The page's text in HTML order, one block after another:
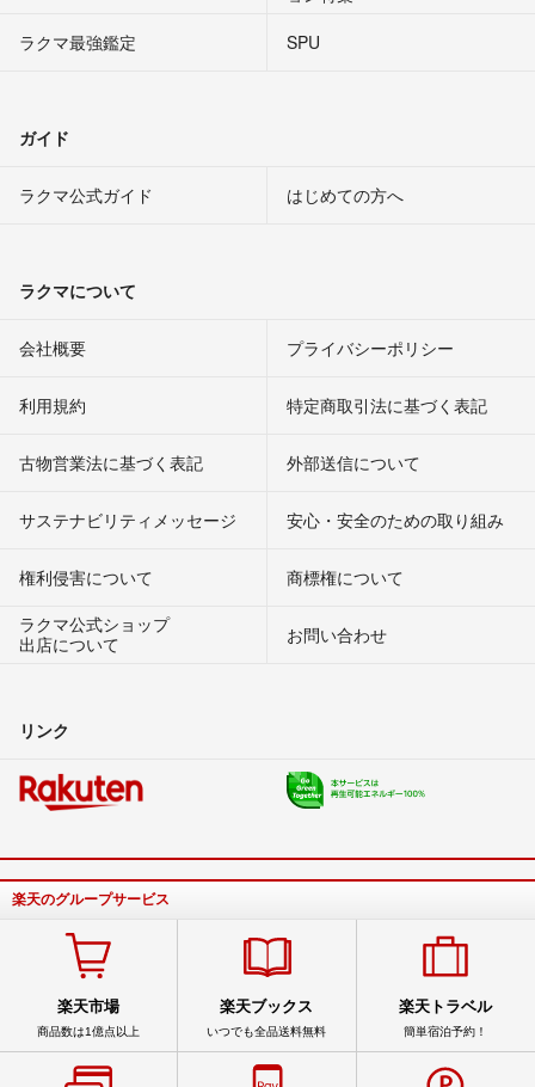
ラクマ最強鑑定
SPU
ガイド
ラクマ公式ガイド はじめての方へ
ラクマについて
会社概要 プライバシーポリシー
利用規約 特定商取引法に基づく表記
古物営業法に基づく表記 外部送信について
サステナビリティメッセージ 安心・安全のための取り組み
権利侵害について
商標権について
ラクマ公式ショップ
出店について
お問い合わせ
リンク
楽天のグループサービス
楽天市場
商品数は1億点以上
楽天ブックス
いつでも全品送料無料
楽天トラベル
簡単宿泊予約！